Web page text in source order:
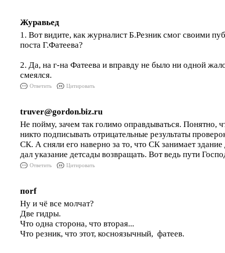
Журавьед
1. Вот видите, как журналист Б.Резник смог своими
поста Г.Фатеева?
2. Да, на г-на Фатеева и вправду не было ни одной
смеялся.
Ответить Цитировать
truver@gordon.biz.ru
Не пойму, зачем так голимо оправдываться. Понятно,
никто подписывать отрицательные результаты
СК. А сняли его наверно за то, что СК занимает здание
дал указание детсады возвращать. Вот ведь пути
Ответить Цитировать
поrf
Ну и чё все молчат?
Две гидры.
Что одна сторона, что вторая...
Что резник, что этот, косноязычный, фатеев.